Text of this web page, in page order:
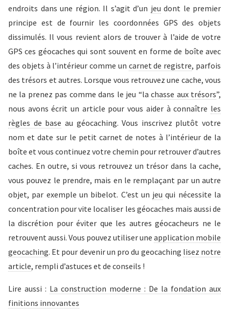
endroits dans une région. Il s’agit d’un jeu dont le premier
principe est de fournir les coordonnées GPS des objets
dissimulés. Il vous revient alors de trouver à l’aide de votre
GPS ces géocaches qui sont souvent en forme de boîte avec
des objets à l’intérieur comme un carnet de registre, parfois
des trésors et autres. Lorsque vous retrouvez une cache, vous
ne la prenez pas comme dans le jeu “lachasse aux trésors”,
nous avons écrit un article pour vous aider à connaître les
règles de base au géocaching. Vous inscrivez plutôt votre
nom et date sur le petit carnet de notes à l’intérieur de la
boîte et vous continuez votre chemin pour retrouver d’autres
caches. En outre, si vous retrouvez un trésor dans la cache,
vous pouvez le prendre, mais en le remplaçant par un autre
objet, par exemple un bibelot. C’est un jeu qui nécessite la
concentration pour vite localiser les géocaches mais aussi de
la discrétion pour éviter que les autres géocacheurs ne le
retrouvent aussi. Vous pouvez utiliser une application mobile
geocaching. Et pour devenir un pro du geocaching lisez notre
article, rempli d’astuces et de conseils !
Lire aussi : La construction moderne : De la fondation aux
finitions innovantes